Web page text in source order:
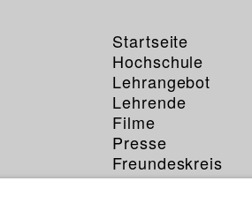
Startseite
Hochschule
Lehrangebot
Lehrende
Filme
Presse
Freundeskreis
Service